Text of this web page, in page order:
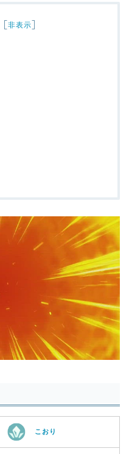
[非表示]
こおり